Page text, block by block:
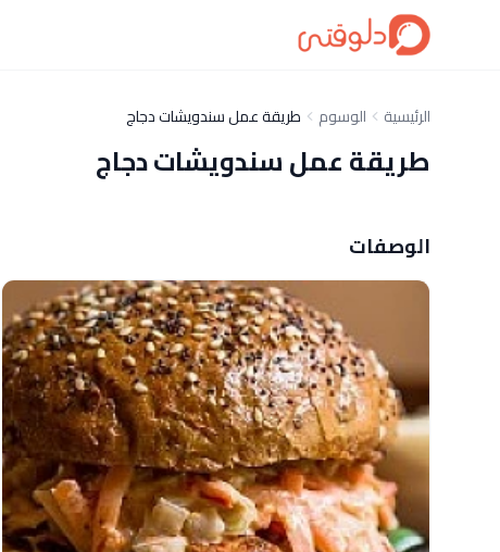
الرئيسية الوسوم طريقة عمل سندويشات دجاج
طريقة عمل سندويشات دجاج
الوصفات